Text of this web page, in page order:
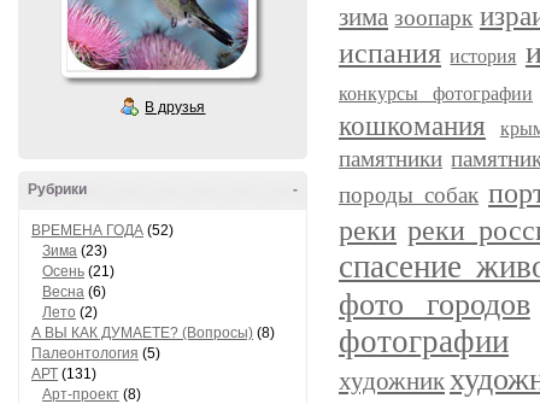
В друзья
-
Рубрики
ВРЕМЕНА ГОДА (52)
Зима (23)
Осень (21)
Весна (6)
Лето (2)
А ВЫ КАК ДУМАЕТЕ? (Вопросы) (8)
Палеонтология (5)
АРТ (131)
Арт-проект (8)
зима зоопарк
испания история
конкурсы фотографии
кошкомания
памятники
породы собак
реки реки
спасение
фото городов
фотографии
художник